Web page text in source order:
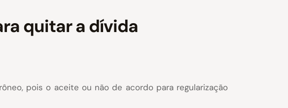
quitar a dívida
pois o aceite ou não de acordo para regularização